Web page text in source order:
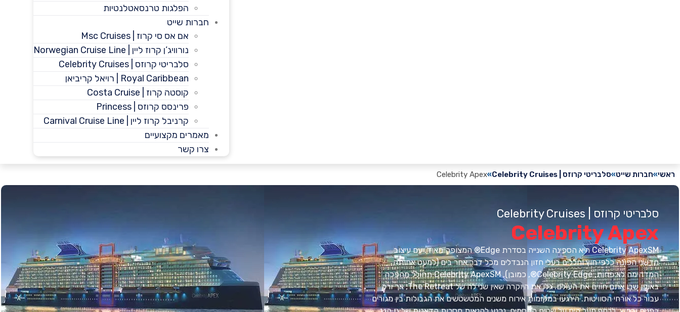
הפלגות טרנסאטלנטיות
חברות שייט
אם אס סי קרוז | Msc Cruises
נורוויג’ן קרוז ליין | Norwegian Cruise Line
סלבריטי קרוזס | Celebrity Cruises
Royal Caribbean | רויאל קריביאן
קוסטה קרוז | Costa Cruise
פרינסס קרוזס | Princess
קרניבל קרוז ליין | Carnival Cruise Line
מאמרים מקצועיים
צרו קשר
ראשי חברות שייט סלבריטי קרוזס | Celebrity Cruises Celebrity Apex
סלבריטי קרוזס | Celebrity Cruises
Celebrity Apex
Celebrity ApexSM היא הספינה השנייה בסדרת Edge® המצופה מאוד. עם עיצוב
חדשני הפונה כלפי חוץ וחללים בעלי חזון הנבדלים מכל דבר אחר בים (למעט אחותה
המדהימה לא פחות, Celebrity Edge®, כמובן), Celebrity ApexSM תחולל מהפכה
באופן שבו אתם חווים את העולם. גלו את היוקרה שאין שני לה של The Retreat, אך ורק
עבור כל אורחי הסוויטות. הירגעו במקומות אירוח משנים המטשטשים את הגבולות בין מגורים